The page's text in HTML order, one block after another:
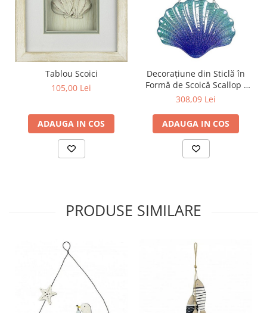
Tablou Scoici
105,00 Lei
ADAUGA IN COS
Decorațiune din Sticlă în
Formă de Scoică Scallop -
Albastru Variat, 43x32cm
308,09 Lei
ADAUGA IN COS
PRODUSE SIMILARE